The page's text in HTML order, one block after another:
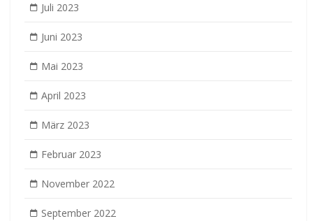
Juli 2023
Juni 2023
Mai 2023
April 2023
März 2023
Februar 2023
November 2022
September 2022